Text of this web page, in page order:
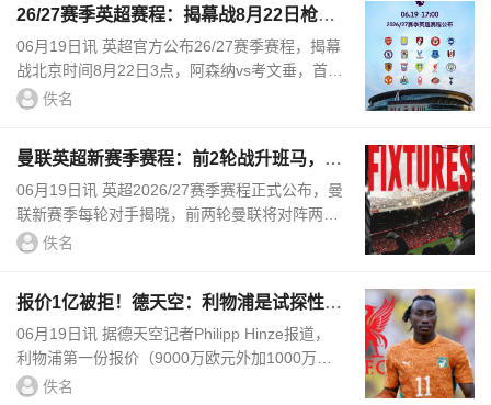
26/27赛季英超赛程：揭幕战8月22日枪手
vs考文垂，首轮纽卡vs红军
06月19日讯 英超官方公布26/27赛季赛程，揭幕
战北京时间8月22日3点，阿森纳vs考文垂，首轮
纽卡vs利物浦。第4轮上演曼市德比，曼联主场
佚名
曼联英超新赛季赛程：前2轮战升班马，第
4轮曼市德比 第9轮战蓝军
06月19日讯 英超2026/27赛季赛程正式公布，曼
联新赛季每轮对手揭晓，前两轮曼联将对阵两支
升班马，第四轮将迎来曼市德比，第九轮将迎战
佚名
报价1亿被拒！德天空：利物浦是试探性报
价，预计迪奥曼德远超1亿
06月19日讯 据德天空记者Philipp Hinze报道，
利物浦第一份报价（9000万欧元外加1000万欧
元浮动条款）是利物浦最初试探性的出价，1亿
佚名